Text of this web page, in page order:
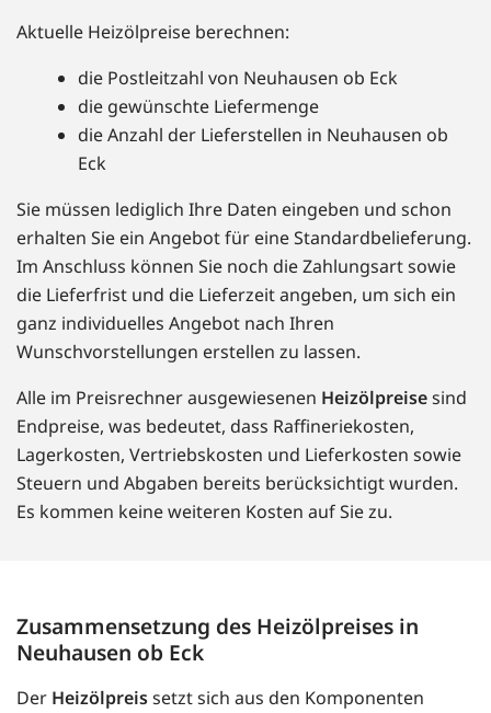
Aktuelle Heizölpreise berechnen:
die Postleitzahl von Neuhausen ob Eck
die gewünschte Liefermenge
die Anzahl der Lieferstellen in Neuhausen ob
Eck
Sie müssen lediglich Ihre Daten eingeben und schon
erhalten Sie ein Angebot für eine Standardbelieferung.
Im Anschluss können Sie noch die Zahlungsart sowie
die Lieferfrist und die Lieferzeit angeben, um sich ein
ganz individuelles Angebot nach Ihren
Wunschvorstellungen erstellen zu lassen.
Alle im Preisrechner ausgewiesenen Heizölpreisesind
Endpreise, was bedeutet, dass Raffineriekosten,
Lagerkosten, Vertriebskosten und Lieferkosten sowie
Steuern und Abgaben bereits berücksichtigt wurden.
Es kommen keine weiteren Kosten auf Sie zu.
Zusammensetzung des Heizölpreises in
Neuhausen ob Eck
Der Heizölpreissetzt sich aus den Komponenten